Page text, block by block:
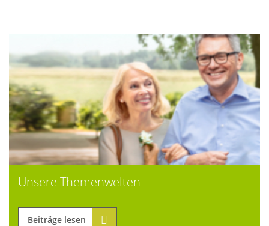
Unsere Themenwelten
Beiträge lesen